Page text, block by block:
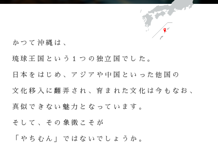
かつて沖縄は、
琉球王国という１つの独立国でした。
日本をはじめ、アジアや中国といった他国の
文化移入に翻弄され、育まれた文化は今もなお、
真似できない魅力となっています。
そして、その象徴こそが
「やちむん」ではないでしょうか。